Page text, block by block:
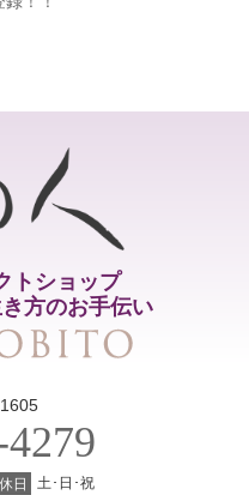
トショップ
方のお手伝い
日 土･日･祝